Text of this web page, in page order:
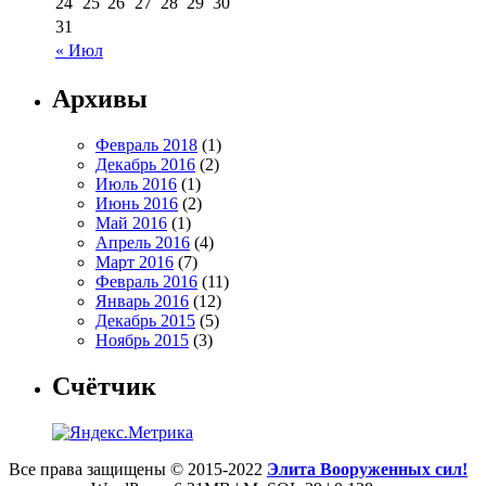
« Июл
31
Архивы
Февраль 2018 (1)
Декабрь 2016 (2)
Июль 2016 (1)
Июнь 2016 (2)
Май 2016 (1)
Апрель 2016 (4)
Март 2016 (7)
Февраль 2016 (11)
Январь 2016 (12)
Декабрь 2015 (5)
Ноябрь 2015 (3)
Счётчик
Все права защищены © 2015-2022 Элита Вооруженных сил!